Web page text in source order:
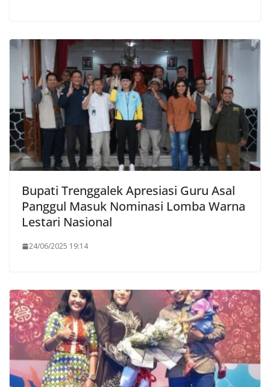
Bupati Trenggalek Apresiasi Guru Asal
Panggul Masuk Nominasi Lomba Warna
Lestari Nasional
24/06/2025 19:14